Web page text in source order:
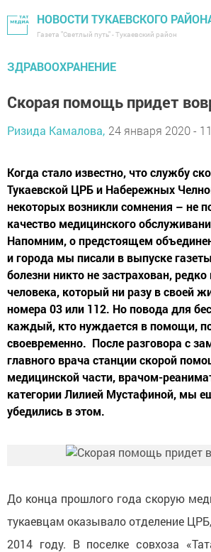
НОВОСТИ ТУКАЕВСКОГО
Газета "Светлый путь" - Тукаевский район
ЗДРАВООХРАНЕНИЕ
Скорая помощь придет
Ризида Камалова, 24 января 2020 -
Когда стало известно, что службу
Тукаевской ЦРБ и Набережных
некоторых возникли сомнения – не
качество медицинского
Напомним, о предстоящем
и города мы писали в выпуске
болезни никто не застрахован,
человека, который ни разу в своей
номера 03 или 112. Но повода для
каждый, кто нуждается в помощи,
своевременно. После разговора с
главного врача станции скорой
медицинской части, врачом-
категории Лилией Мустафиной, мы
убедились в этом.
До конца прошлого года скорую
тукаевцам оказывало отделение
2014 году. В поселке совхоза